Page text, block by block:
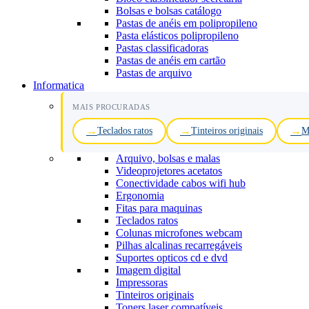
Bolsas e bolsas catálogo
Pastas de anéis em polipropileno
Pasta elásticos polipropileno
Pastas classificadoras
Pastas de anéis em cartão
Pastas de arquivo
Informatica
MAIS PROCURADAS
Teclados ratos Tinteiros originais
Arquivo, bolsas e malas
Videoprojetores acetatos
Conectividade cabos wifi hub
Ergonomia
Fitas para maquinas
Teclados ratos
Colunas microfones webcam
Pilhas alcalinas recarregáveis
Suportes opticos cd e dvd
Imagem digital
Impressoras
Tinteiros originais